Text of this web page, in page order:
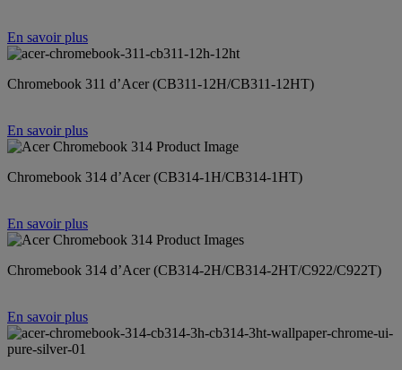
En savoir plus
Chromebook 311 d’Acer (CB311-12H/CB311-12HT)
En savoir plus
Chromebook 314 d’Acer (CB314-1H/CB314-1HT)
En savoir plus
Chromebook 314 d’Acer (CB314-2H/CB314-2HT/C922/C922T)
En savoir plus